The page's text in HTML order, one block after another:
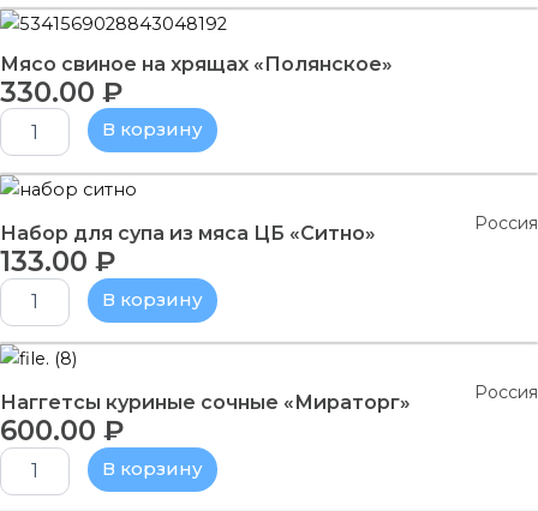
И.К."
Мясо свиное на хрящах «Полянское»
330.00 ₽
Количество
Мясо
свиное
на
хрящах
"Полянское"
В корзину
Россия
Набор для супа из мяса ЦБ «Ситно»
133.00 ₽
Количество
Набор
для
супа
мяса
ЦБ
В корзину
Россия
Наггетсы куриные сочные «Мираторг»
600.00 ₽
Количество
Наггетсы
куриные
сочные
"Мираторг"
В корзину